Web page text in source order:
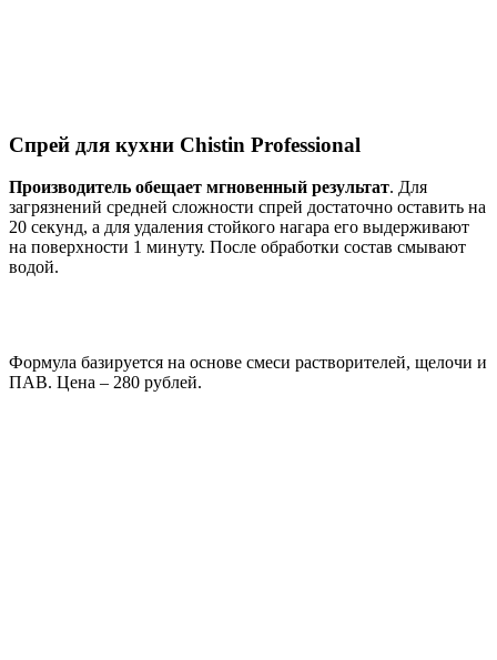
Спрей для кухни Chistin Professional
Производитель обещает мгновенный результат. Для
загрязнений средней сложности спрей достаточно оставить на
20 секунд, а для удаления стойкого нагара его выдерживают
на поверхности 1 минуту. После обработки состав смывают
водой.
Формула базируется на основе смеси растворителей, щелочи и
ПАВ. Цена – 280 рублей.